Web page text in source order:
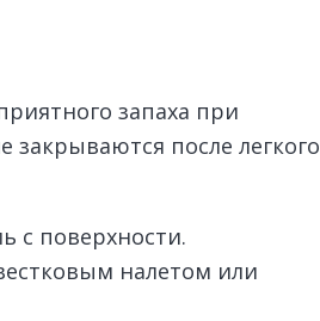
запаха при
после легкого
с поверхности.
налетом или